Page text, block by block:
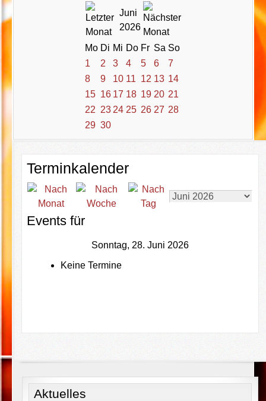
Juni
2026
Mo Di Mi Do Fr Sa So
1
2 3 4 5 6
7
8
9 10 11 12 13 14
15 16 17 18 19 20 21
22 23 24 25 26 27 28
29 30
Terminkalender
Events für
Sonntag, 28. Juni 2026
Keine Termine
Aktuelles